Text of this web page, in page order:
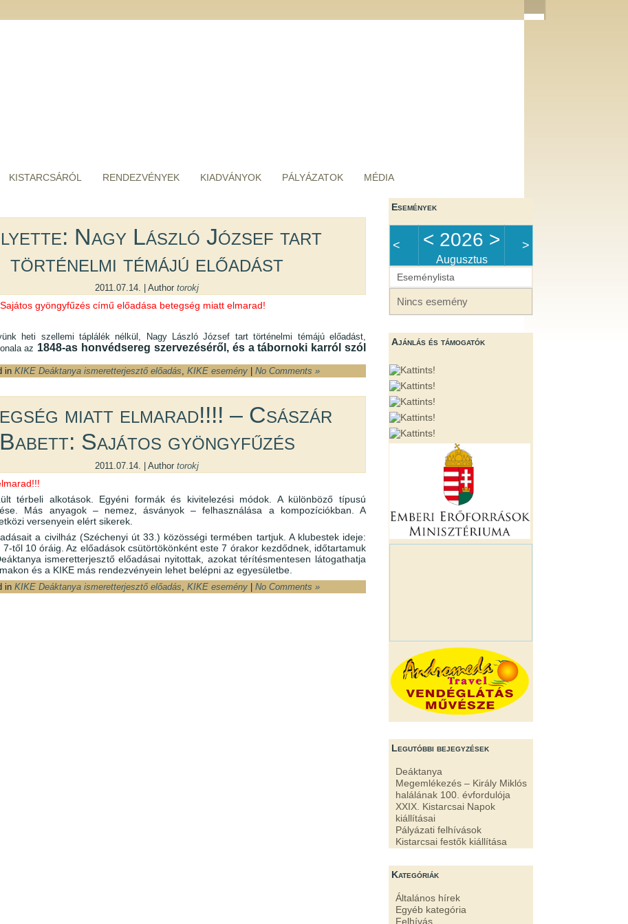
KISTARCSÁRÓL RENDEZVÉNYEK KIADVÁNYOK PÁLYÁZATOK MÉDIA
Nagy László József tart
történelmi témájú előadást
2011.07.14. | Author torokj
gyöngyfűzés című előadása betegség miatt elmarad!
heti szellemi táplálék nélkül, Nagy László József tart történelmi témájú előadást,
az 1848-as honvédsereg szervezéséről, és a tábornoki karról szól
in KIKE Deáktanya ismeretterjesztő előadás KIKE esemény | No Comments »
miatt elmarad!!!! – Császár
Babett: Sajátos gyöngyfűzés
2011.07.14. | Author torokj
térbeli alkotások. Egyéni formák és kivitelezési módok. A különböző típusú
Más anyagok – nemez, ásványok – felhasználása a kompozíciókban. A
versenyein elért sikerek.
a civilház (Széchenyi út 33.) közösségi termében tartjuk. A klubestek ideje:
től 10 óráig. Az előadások csütörtökönként este 7 órakor kezdődnek, időtartamuk
ismeretterjesztő előadásai nyitottak, azokat térítésmentesen látogathatja
és a KIKE más rendezvényein lehet belépni az egyesületbe.
in KIKE Deáktanya ismeretterjesztő előadás, KIKE esemény No Comments »
Események
< < 2026 >
Augusztus
>
Eseménylista
Nincs esemény
Ajánlás és támogatók
Legutóbbi bejegyzések
Deáktanya
Megemlékezés – Király Miklós
halálának 100. évfordulója
XXIX. Kistarcsai Napok
kiállításai
Pályázati felhívások
Kistarcsai festők kiállítása
Kategóriák
Általános hírek
Egyéb kategória
Felhívás